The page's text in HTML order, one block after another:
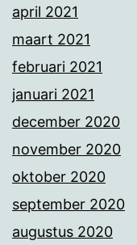
april 2021
maart 2021
februari 2021
januari 2021
december 2020
november 2020
oktober 2020
september 2020
augustus 2020